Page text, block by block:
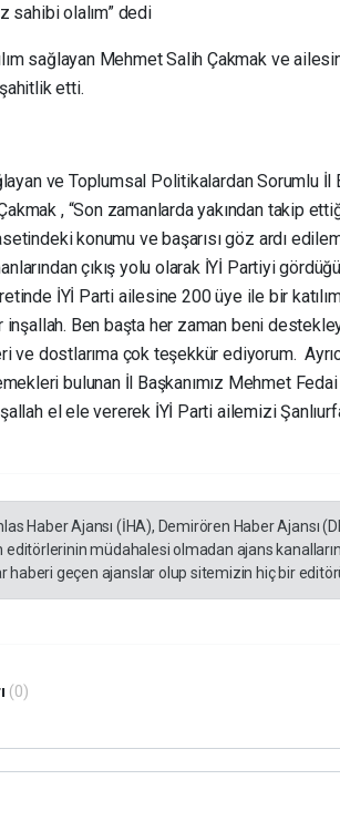
sahibi olalım” dedi
sağlayan Mehmet Salih Çakmak ve
etti.
ve Toplumsal Politikalardan Sorumlu İl
, “Son zamanlarda yakından takip
konumu ve başarısı göz ardı
çıkış yolu olarak İYİ Partiyi
İYİ Parti ailesine 200 üye ile bir
inşallah. Ben başta her zaman beni
ve dostlarıma çok teşekkür ediyorum.
bulunan İl Başkanımız Mehmet
el ele vererek İYİ Parti ailemizi
Haber Ajansı (İHA), Demirören Haber Ajansı
müdahalesi olmadan ajans
haberi geçen ajanslar olup sitemizin hiç bir
(0)